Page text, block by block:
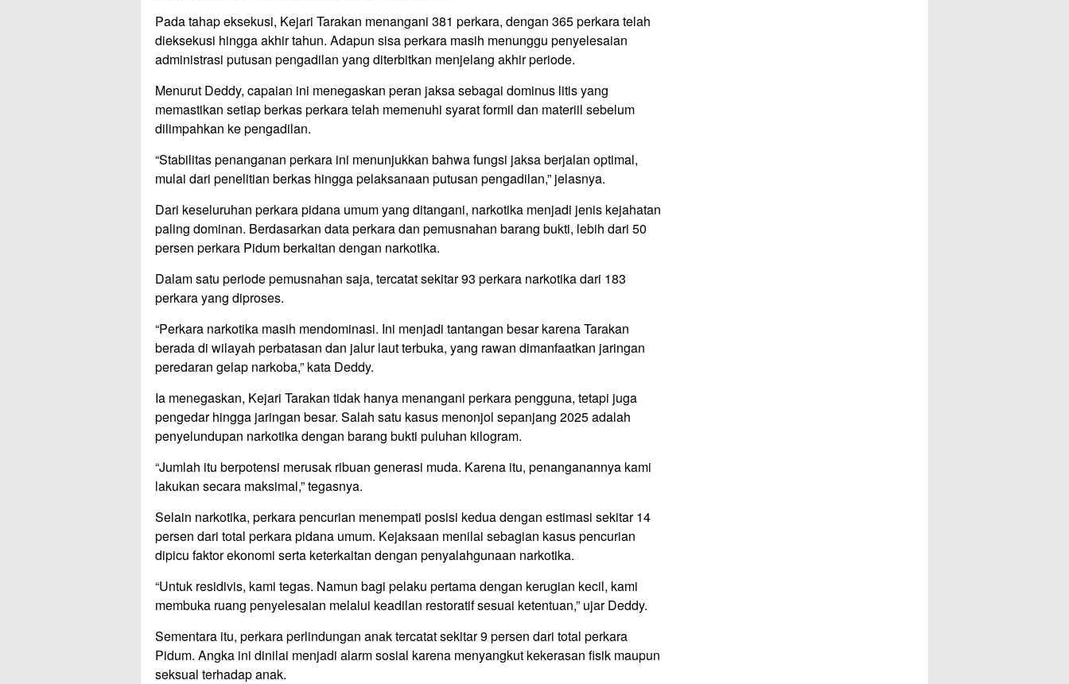
Pada tahap eksekusi, Kejari Tarakan menangani 381 perkara, dengan 365 perkara telah
dieksekusi hingga akhir tahun. Adapun sisa perkara masih menunggu penyelesaian
administrasi putusan pengadilan yang diterbitkan menjelang akhir periode.
Menurut Deddy, capaian ini menegaskan peran jaksa sebagai dominus litis yang
memastikan setiap berkas perkara telah memenuhi syarat formil dan materiil sebelum
dilimpahkan ke pengadilan.
“Stabilitas penanganan perkara ini menunjukkan bahwa fungsi jaksa berjalan optimal,
mulai dari penelitian berkas hingga pelaksanaan putusan pengadilan,” jelasnya.
Dari keseluruhan perkara pidana umum yang ditangani, narkotika menjadi jenis kejahatan
paling dominan. Berdasarkan data perkara dan pemusnahan barang bukti, lebih dari 50
persen perkara Pidum berkaitan dengan narkotika.
Dalam satu periode pemusnahan saja, tercatat sekitar 93 perkara narkotika dari 183
perkara yang diproses.
“Perkara narkotika masih mendominasi. Ini menjadi tantangan besar karena Tarakan
berada di wilayah perbatasan dan jalur laut terbuka, yang rawan dimanfaatkan jaringan
peredaran gelap narkoba,” kata Deddy.
Ia menegaskan, Kejari Tarakan tidak hanya menangani perkara pengguna, tetapi juga
pengedar hingga jaringan besar. Salah satu kasus menonjol sepanjang 2025 adalah
penyelundupan narkotika dengan barang bukti puluhan kilogram.
“Jumlah itu berpotensi merusak ribuan generasi muda. Karena itu, penanganannya kami
lakukan secara maksimal,” tegasnya.
Selain narkotika, perkara pencurian menempati posisi kedua dengan estimasi sekitar 14
persen dari total perkara pidana umum. Kejaksaan menilai sebagian kasus pencurian
dipicu faktor ekonomi serta keterkaitan dengan penyalahgunaan narkotika.
“Untuk residivis, kami tegas. Namun bagi pelaku pertama dengan kerugian kecil, kami
membuka ruang penyelesaian melalui keadilan restoratif sesuai ketentuan,” ujar Deddy.
Sementara itu, perkara perlindungan anak tercatat sekitar 9 persen dari total perkara
Pidum. Angka ini dinilai menjadi alarm sosial karena menyangkut kekerasan fisik maupun
seksual terhadap anak.